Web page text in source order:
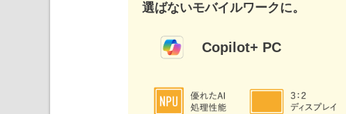
選ばないモバイルワークに。
Copilot+ PC